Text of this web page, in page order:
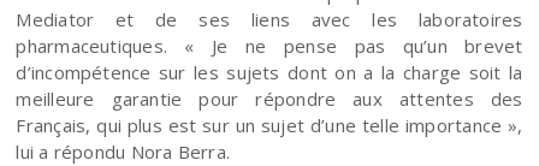
Mediator et de ses liens avec les laboratoires
pharmaceutiques. « Je ne pense pas qu’un brevet
d’incompétence sur les sujets dont on a la charge soit la
meilleure garantie pour répondre aux attentes des
Français, qui plus est sur un sujet d’une telle importance »,
lui a répondu Nora Berra.